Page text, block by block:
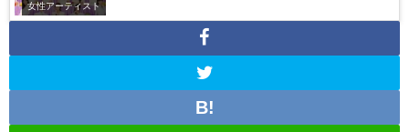
女性アーティスト